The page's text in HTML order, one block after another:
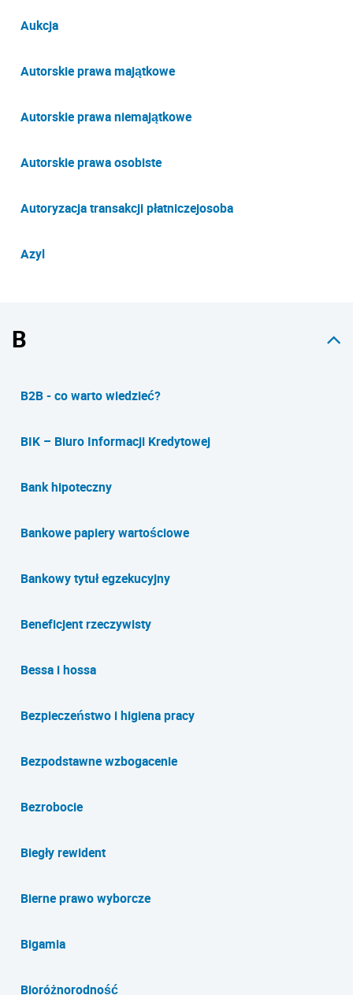
Aukcja
Autorskie prawa majątkowe
Autorskie prawa niemajątkowe
Autorskie prawa osobiste
Autoryzacja transakcji płatniczejosoba
Azyl
B
B2B - co warto wiedzieć?
BIK – Biuro Informacji Kredytowej
Bank hipoteczny
Bankowe papiery wartościowe
Bankowy tytuł egzekucyjny
Beneficjent rzeczywisty
Bessa i hossa
Bezpieczeństwo i higiena pracy
Bezpodstawne wzbogacenie
Bezrobocie
Biegły rewident
Bierne prawo wyborcze
Bigamia
Bioróżnorodność